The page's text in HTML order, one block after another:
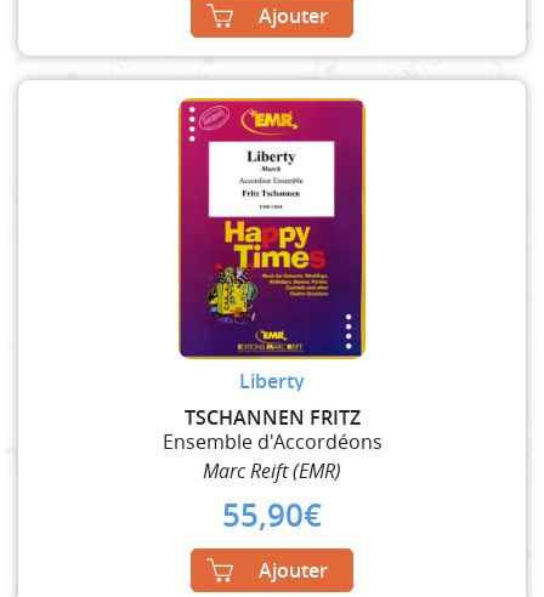
Ajouter
Liberty
TSCHANNEN FRITZ
Ensemble d'Accordéons
Marc Reift (EMR)
55,90€
Ajouter